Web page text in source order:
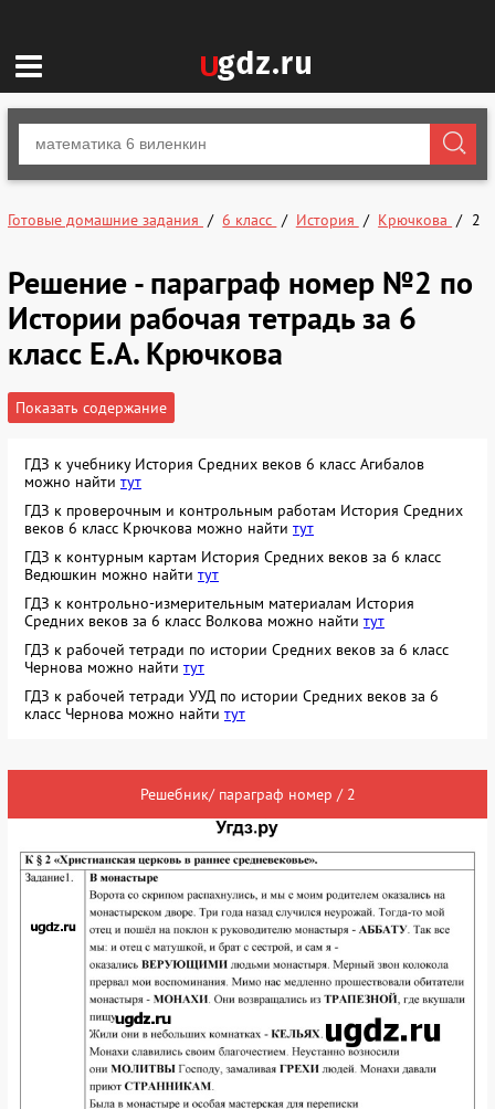
Готовые домашние задания 6 класс История Крючкова 2
Решение - параграф номер №2 по
Истории рабочая тетрадь за 6
класс Е.А. Крючкова
Показать содержание
ГДЗ к учебнику История Средних веков 6 класс Агибалов
можно найти тут
ГДЗ к проверочным и контрольным работам История Средних
веков 6 класс Крючкова можно найти тут
ГДЗ к контурным картам История Средних веков за 6 класс
Ведюшкин можно найти тут
ГДЗ к контрольно-измерительным материалам История
Средних веков за 6 класс Волкова можно найти тут
ГДЗ к рабочей тетради по истории Средних веков за 6 класс
Чернова можно найти тут
ГДЗ к рабочей тетради УУД по истории Средних веков за 6
класс Чернова можно найти тут
Решебник/ параграф номер / 2